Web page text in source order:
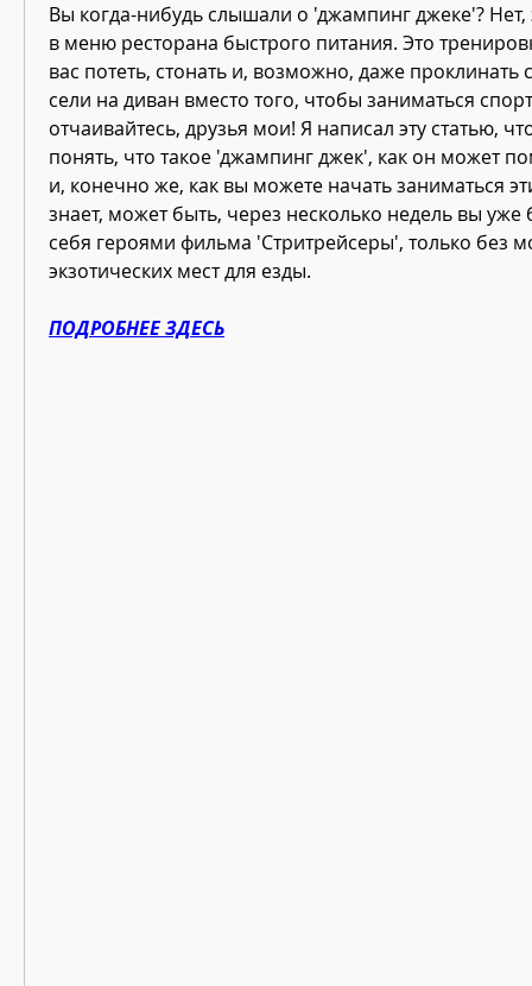
Вы когда-нибудь слышали о 'джампинг джеке'?
в меню ресторана быстрого питания. Это
вас потеть, стонать и, возможно, даже проклинать
сели на диван вместо того, чтобы заниматься
отчаивайтесь, друзья мои! Я написал эту статью,
понять, что такое 'джампинг джек', как он может
и, конечно же, как вы можете начать заниматься
знает, может быть, через несколько недель вы уже
себя героями фильма 'Стритрейсеры', только без
экзотических мест для езды.
ПОДРОБНЕЕ ЗДЕСЬ